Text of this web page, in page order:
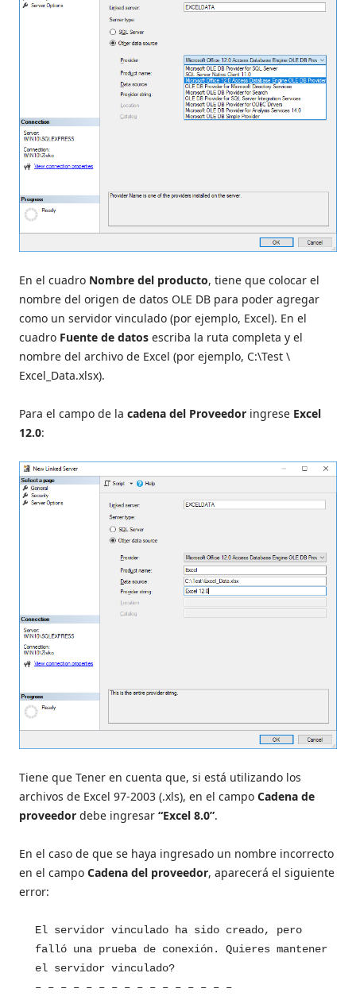
En el cuadro Nombre del producto, tiene que colocar el
nombre del origen de datos OLE DB para poder agregar
como un servidor vinculado (por ejemplo, Excel). En el
cuadro Fuente de datos escriba la ruta completa y el
nombre del archivo de Excel (por ejemplo, C:\Test \
Excel_Data.xlsx).
Para el campo de la cadena del Proveedor ingrese Excel
12.0:
Tiene que Tener en cuenta que, si está utilizando los
archivos de Excel 97-2003 (.xls), en el campo Cadena de
proveedor debe ingresar “Excel 8.0”.
En el caso de que se haya ingresado un nombre incorrecto
en el campo Cadena del proveedor, aparecerá el siguiente
error:
El servidor vinculado ha sido creado, pero
falló una prueba de conexión. Quieres mantener
el servidor vinculado?
– – – – – – – – – – – – – – – –